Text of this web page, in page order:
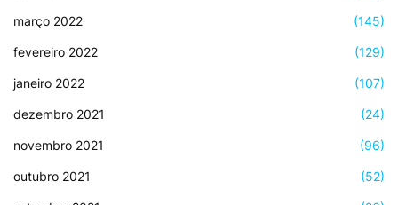
março 2022 (145)
fevereiro 2022 (129)
janeiro 2022 (107)
dezembro 2021 (24)
novembro 2021 (96)
outubro 2021 (52)